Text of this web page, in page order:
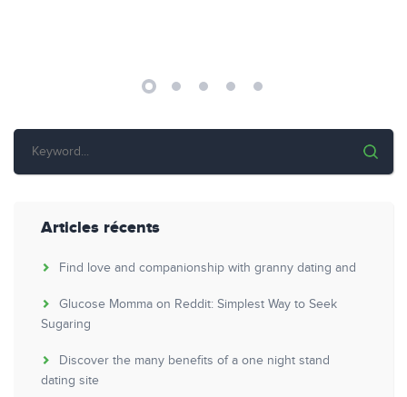
Articles récents
Find love and companionship with granny dating and
Glucose Momma on Reddit: Simplest Way to Seek
Sugaring
Discover the many benefits of a one night stand
dating site